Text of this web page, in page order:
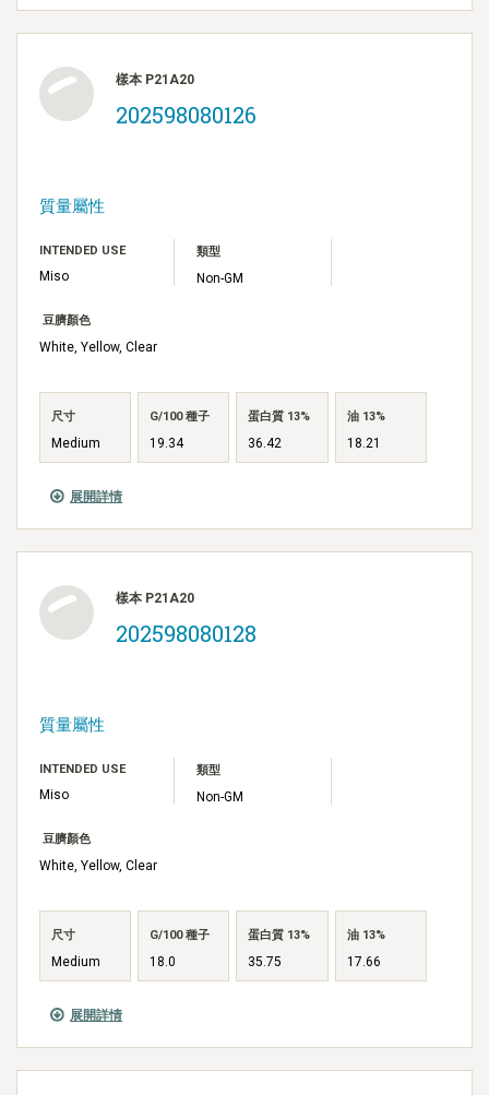
展開詳情
樣本 P21A20
202598080126
質量屬性
INTENDED USE
Miso
類型
Non-GM
豆臍顏色
White, Yellow, Clear
尺寸
Medium
G/100 種子
19.34
蛋白質 13%
36.42
油 13%
18.21
展開詳情
樣本 P21A20
202598080128
質量屬性
INTENDED USE
Miso
類型
Non-GM
豆臍顏色
White, Yellow, Clear
尺寸
Medium
G/100 種子
18.0
蛋白質 13%
35.75
油 13%
17.66